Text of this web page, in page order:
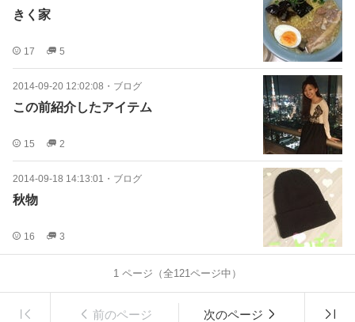
きく家
17 5
2014-09-20 12:02:08 ・ ブログ
この前紹介したアイテム
15 2
2014-09-18 14:13:01 ・ ブログ
秋物
16 3
1 ページ（全121ページ中）
前のページ 次のページ